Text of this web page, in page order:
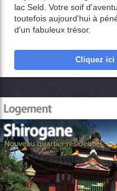
lac Seld. Votre soif
toutefois aujourd'hui à
d'un fabuleux trésor.
Cliquez ici